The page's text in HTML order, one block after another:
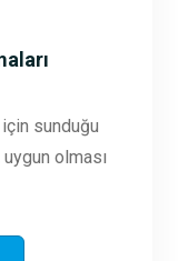
sunduğu
olması